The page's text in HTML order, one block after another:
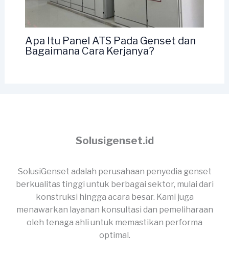
Apa Itu Panel ATS Pada Genset dan
Bagaimana Cara Kerjanya?
Solusigenset.id
SolusiGenset adalah perusahaan penyedia genset
berkualitas tinggi untuk berbagai sektor, mulai dari
konstruksi hingga acara besar. Kami juga
menawarkan layanan konsultasi dan pemeliharaan
oleh tenaga ahli untuk memastikan performa
optimal.